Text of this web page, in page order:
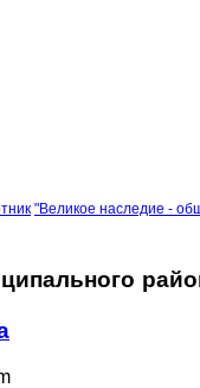
"Великое наследие -